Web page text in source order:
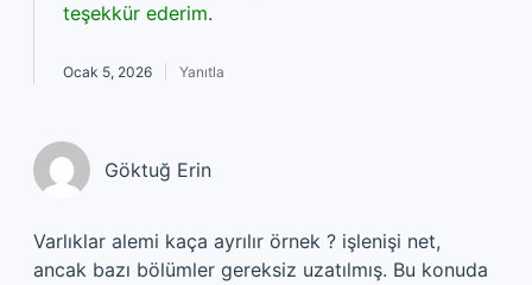
teşekkür ederim.
Ocak 5, 2026 Yanıtla
Göktuğ Erin
Varlıklar alemi kaça ayrılır örnek ? işlenişi net,
ancak bazı bölümler gereksiz uzatılmış. Bu konuda